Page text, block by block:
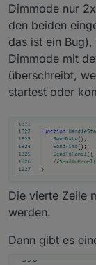
Dimmode nur
den beiden
das ist ein
Dimmode mit
überschreibt,
startest oder
Die vierte Zeile
werden.
Dann gibt es